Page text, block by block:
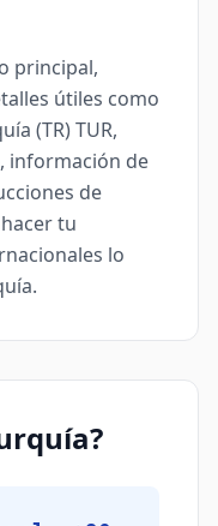
principal,
útiles como
(TR) TUR,
información de
de
tu
lo